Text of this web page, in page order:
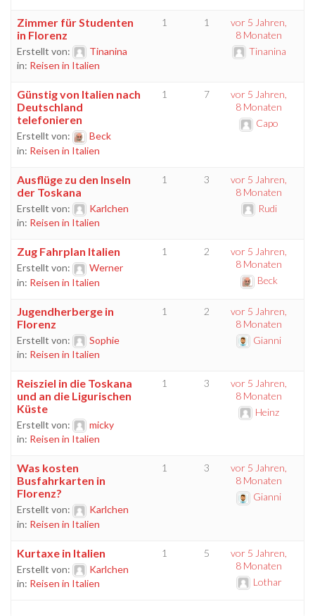
Zimmer für Studenten
in Florenz
Erstellt von:
Tinanina
in: Reisen in Italien
1 1
vor 5 Jahren,
8 Monaten
Tinanina
Günstig von Italien nach
Deutschland
telefonieren
Erstellt von:
Beck
in: Reisen in Italien
1 7
vor 5 Jahren,
8 Monaten
Capo
Ausflüge zu den Inseln
der Toskana
Erstellt von:
Karlchen
in: Reisen in Italien
1 3
vor 5 Jahren,
8 Monaten
Rudi
Zug Fahrplan Italien
Erstellt von:
Werner
in: Reisen in Italien
1 2
vor 5 Jahren,
8 Monaten
Beck
Jugendherberge in
Florenz
Erstellt von:
Sophie
in: Reisen in Italien
1 2
vor 5 Jahren,
8 Monaten
Gianni
Reisziel in die Toskana
und an die Ligurischen
Küste
Erstellt von:
micky
in: Reisen in Italien
1 3
vor 5 Jahren,
8 Monaten
Heinz
Was kosten
Busfahrkarten in
Florenz?
Erstellt von:
Karlchen
in: Reisen in Italien
1 3
vor 5 Jahren,
8 Monaten
Gianni
Kurtaxe in Italien
Erstellt von:
Karlchen
in: Reisen in Italien
1 5
vor 5 Jahren,
8 Monaten
Lothar